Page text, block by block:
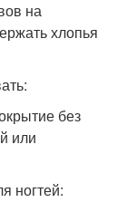
на
хлопья
без
или
ногтей: